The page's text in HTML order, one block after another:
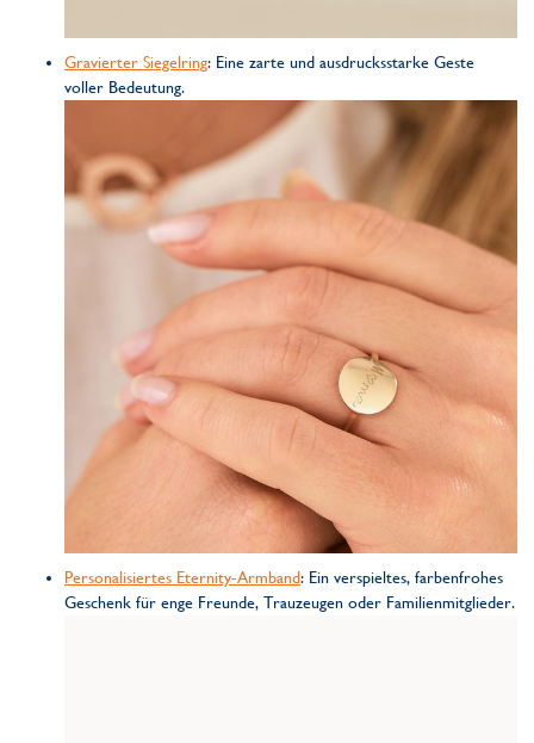
Gravierter Siegelring: Eine zarte und ausdrucksstarke Geste
voller Bedeutung.
Personalisiertes Eternity-Armband: Ein verspieltes, farbenfrohes
Geschenk für enge Freunde, Trauzeugen oder Familienmitglieder.